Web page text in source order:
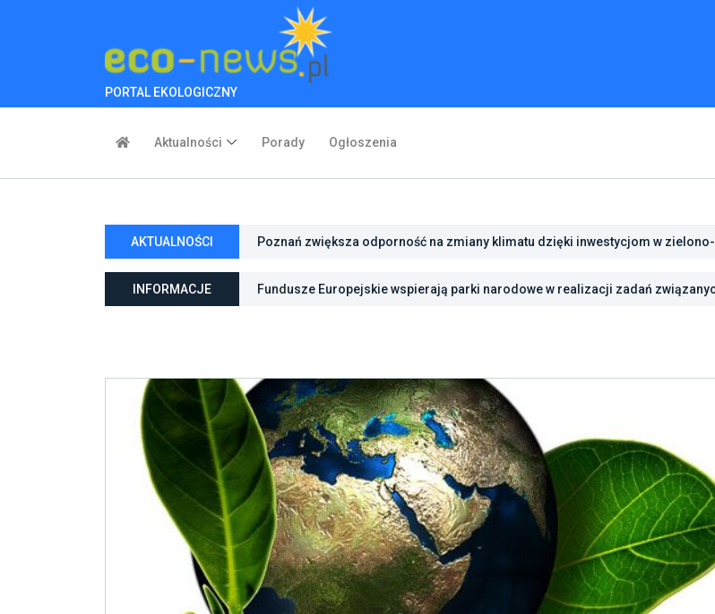
PORTAL EKOLOGICZNY
Aktualności Porady Ogłoszenia
AKTUALNOŚCI Poznań zwiększa odporność na zmiany klimatu dzięki inwestycjom w zielono-
INFORMACJE
ochroną przyrody